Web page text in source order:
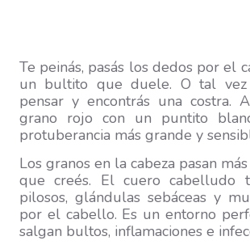
Te peinás, pasás los dedos por el
un bultito que duele. O tal vez
pensar y encontrás una costra.
grano rojo con un puntito
protuberancia más grande y
Los granos en la cabeza pasan
que creés. El cuero cabelludo
pilosos, glándulas sebáceas y
por el cabello. Es un entorno
salgan bultos, inflamaciones e